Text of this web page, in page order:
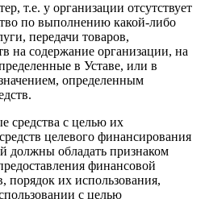
т.е. у организации отсутствует
по выполнению какой-либо
передачи товаров,
на содержание организации, на
в Уставе, или в
определенным
средства с целью их
целевого финансирования
должны обладать признаком
финансовой
их использования,
с целью